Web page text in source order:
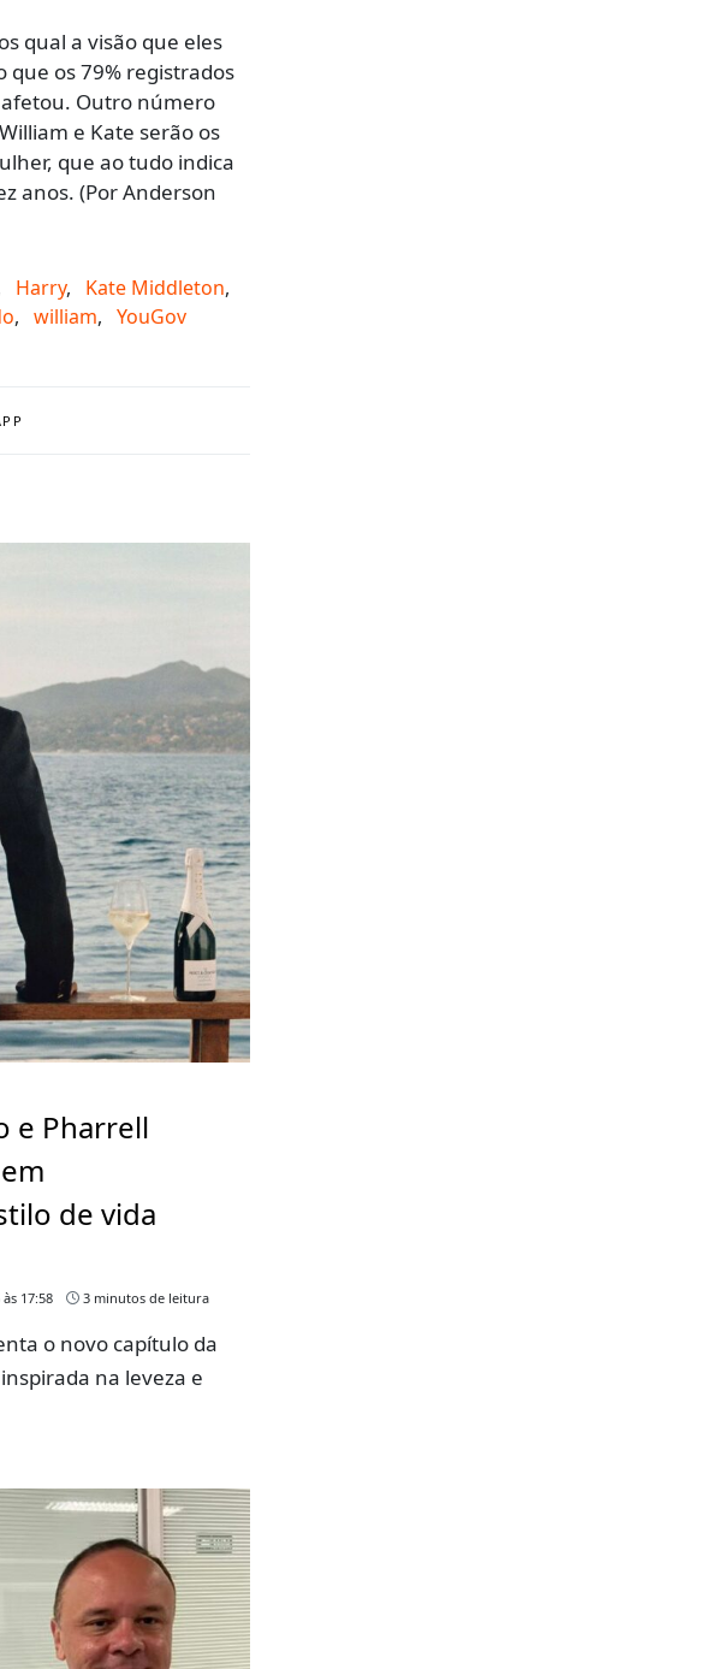
qual a visão que eles
que os 79% registrados
Outro número
e Kate serão os
que ao tudo indica
anos. (Por Anderson
Harry, Kate Middleton,
, william, YouGov
e Pharrell
de vida
17:58 3 minutos de leitura
o novo capítulo da
na leveza e